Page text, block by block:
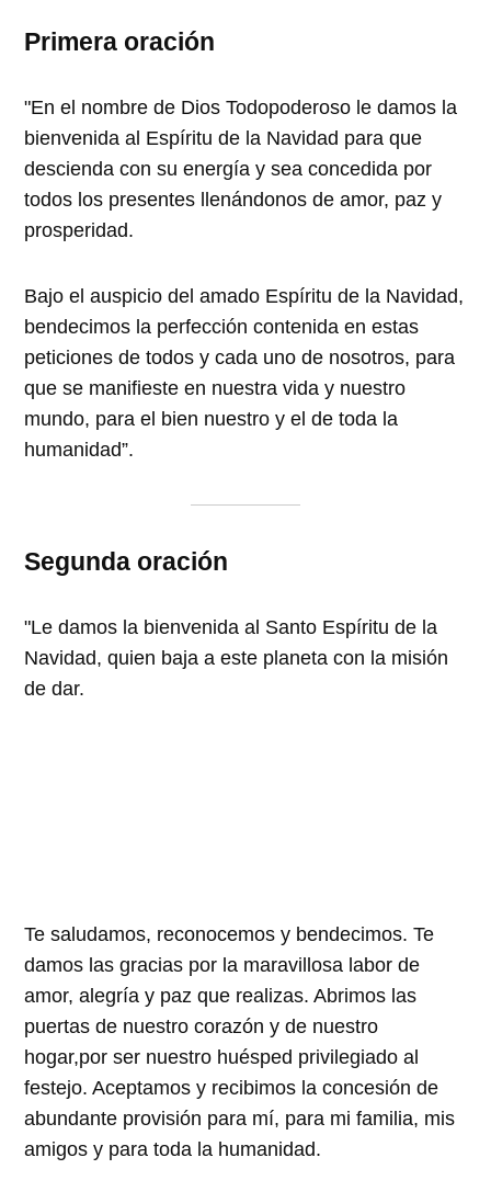
Primera oración
"En el nombre de Dios Todopoderoso le damos la
bienvenida al Espíritu de la Navidad para que
descienda con su energía y sea concedida por
todos los presentes llenándonos de amor, paz y
prosperidad.
Bajo el auspicio del amado Espíritu de la Navidad,
bendecimos la perfección contenida en estas
peticiones de todos y cada uno de nosotros, para
que se manifieste en nuestra vida y nuestro
mundo, para el bien nuestro y el de toda la
humanidad”.
Segunda oración
"Le damos la bienvenida al Santo Espíritu de la
Navidad, quien baja a este planeta con la misión
de dar.
Te saludamos, reconocemos y bendecimos. Te
damos las gracias por la maravillosa labor de
amor, alegría y paz que realizas. Abrimos las
puertas de nuestro corazón y de nuestro
hogar,por ser nuestro huésped privilegiado al
festejo. Aceptamos y recibimos la concesión de
abundante provisión para mí, para mi familia, mis
amigos y para toda la humanidad.